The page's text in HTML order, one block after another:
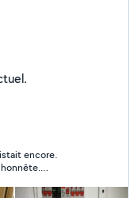
encore.